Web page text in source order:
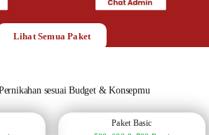
Lihat Semua Paket
sesuai Budget & Konsepmu
Paket Basic